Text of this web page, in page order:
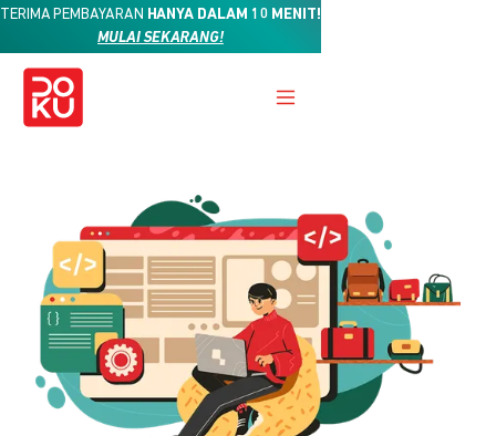
TERIMA PEMBAYARAN HANYA DALAM 10 MENIT!
MULAI SEKARANG!